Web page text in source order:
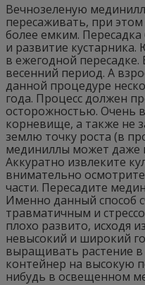
Вечнозеленую
пересаживать, при
более емким. Пересадка
и развитие
в ежегодной пересадке.
весенний период. А
данной процедуре
года. Процесс должен
осторожностью. Очень
корневище, а также не
землю точку роста (в
мединиллы может даже
Аккуратно извлеките
внимательно
части. Пересадите
Именно данный способ
травматичным и
плохо развито, исходя
невысокий и широкий
выращивать растение
контейнер на высокую
нибудь в освещенном